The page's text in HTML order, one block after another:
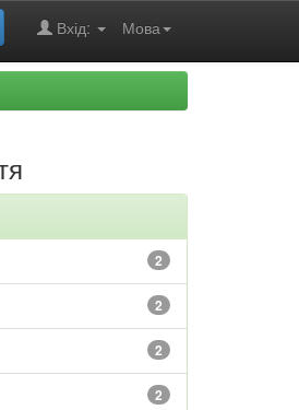
Мова
Вхід:
2
2
2
2